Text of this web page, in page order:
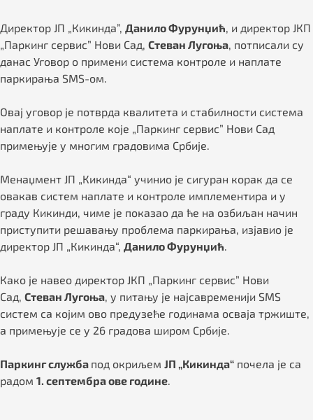
Директор ЈП „Кикинда”, Данило Фурунџић , и директор ЈКП
„Паркинг сервис” Нови Сад, Стеван Лугоња , потписали су
данас Уговор о примени система контроле и наплате
паркирања SMS-ом.
Овај уговор је потврда квалитета и стабилности система
наплате и контроле које „Паркинг сервис” Нови Сад
примењује у многим градовима Србије.
Менаџмент ЈП „Кикинда“ учинио је сигуран корак да се
овакав систем наплате и контроле имплементира и у
граду Кикинди, чиме је показао да ће на озбиљан начин
приступити решавању проблема паркирања, изјавио је
директор ЈП „Кикинда“, Данило Фурунџић
Како је навео директор ЈКП „Паркинг сервис” Нови
Сад, Стеван Лугоња , у питању је најсавременији SMS
систем са којим ово предузеће годинама осваја тржиште,
а примењује се у 26 градова широм Србије.
Паркинг служба под окриљем ЈП „Кикинда“ почела је са
радом 1. септембра ове године